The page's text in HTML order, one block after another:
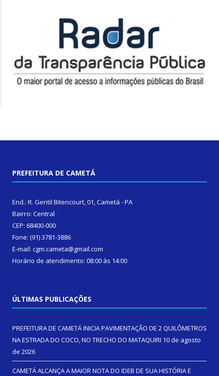
PREFEITURA DE CAMETÁ
End.: R. Gentil Bitencourt, 01, Cametá - PA
Bairro: Central
CEP: 68400-000
Fone: (91) 3781-3886
E-mail: cgm.cameta@gmail.com
Horário de atendimento: 08:00 às 14:00
ÚLTIMAS PUBLICAÇÕES
PREFEITURA DE CAMETÁ INICIA PAVIMENTAÇÃO DE 2 QUILÔMETROS
NA ESTRADA DO COCO, NO TRECHO DO MATAQUIRI 10 de agosto
de 2026
CAMETÁ ALCANÇA A MAIOR NOTA DO IDEB DE SUA HISTÓRIA E